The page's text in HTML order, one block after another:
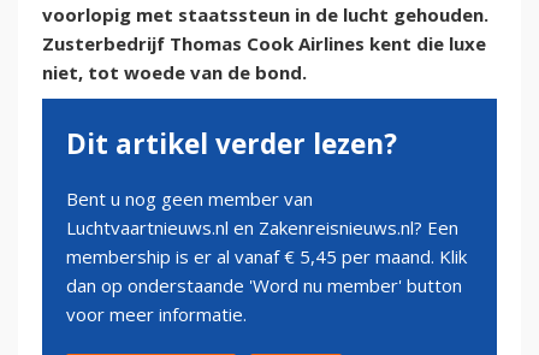
voorlopig met staatssteun in de lucht gehouden.
Zusterbedrijf Thomas Cook Airlines kent die luxe
niet, tot woede van de bond.
Dit artikel verder lezen?
Bent u nog geen member van
Luchtvaartnieuws.nl en Zakenreisnieuws.nl? Een
membership is er al vanaf € 5,45 per maand. Klik
dan op onderstaande 'Word nu member' button
voor meer informatie.